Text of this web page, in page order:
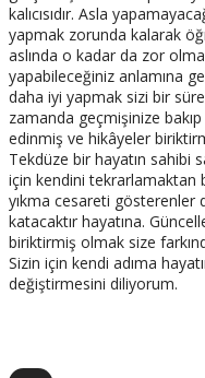
kalıcısıdır. Asla
yapmak zorunda kalarak
aslında o kadar da zor
yapabileceğiniz anlamına
daha iyi yapmak sizi bir
zamanda geçmişinize
edinmiş ve hikâyeler
Tekdüze bir hayatın sahibi
için kendini tekrarlamaktan
yıkma cesareti gösterenler
katacaktır hayatına.
biriktirmiş olmak size
Sizin için kendi adıma
değiştirmesini diliyorum.